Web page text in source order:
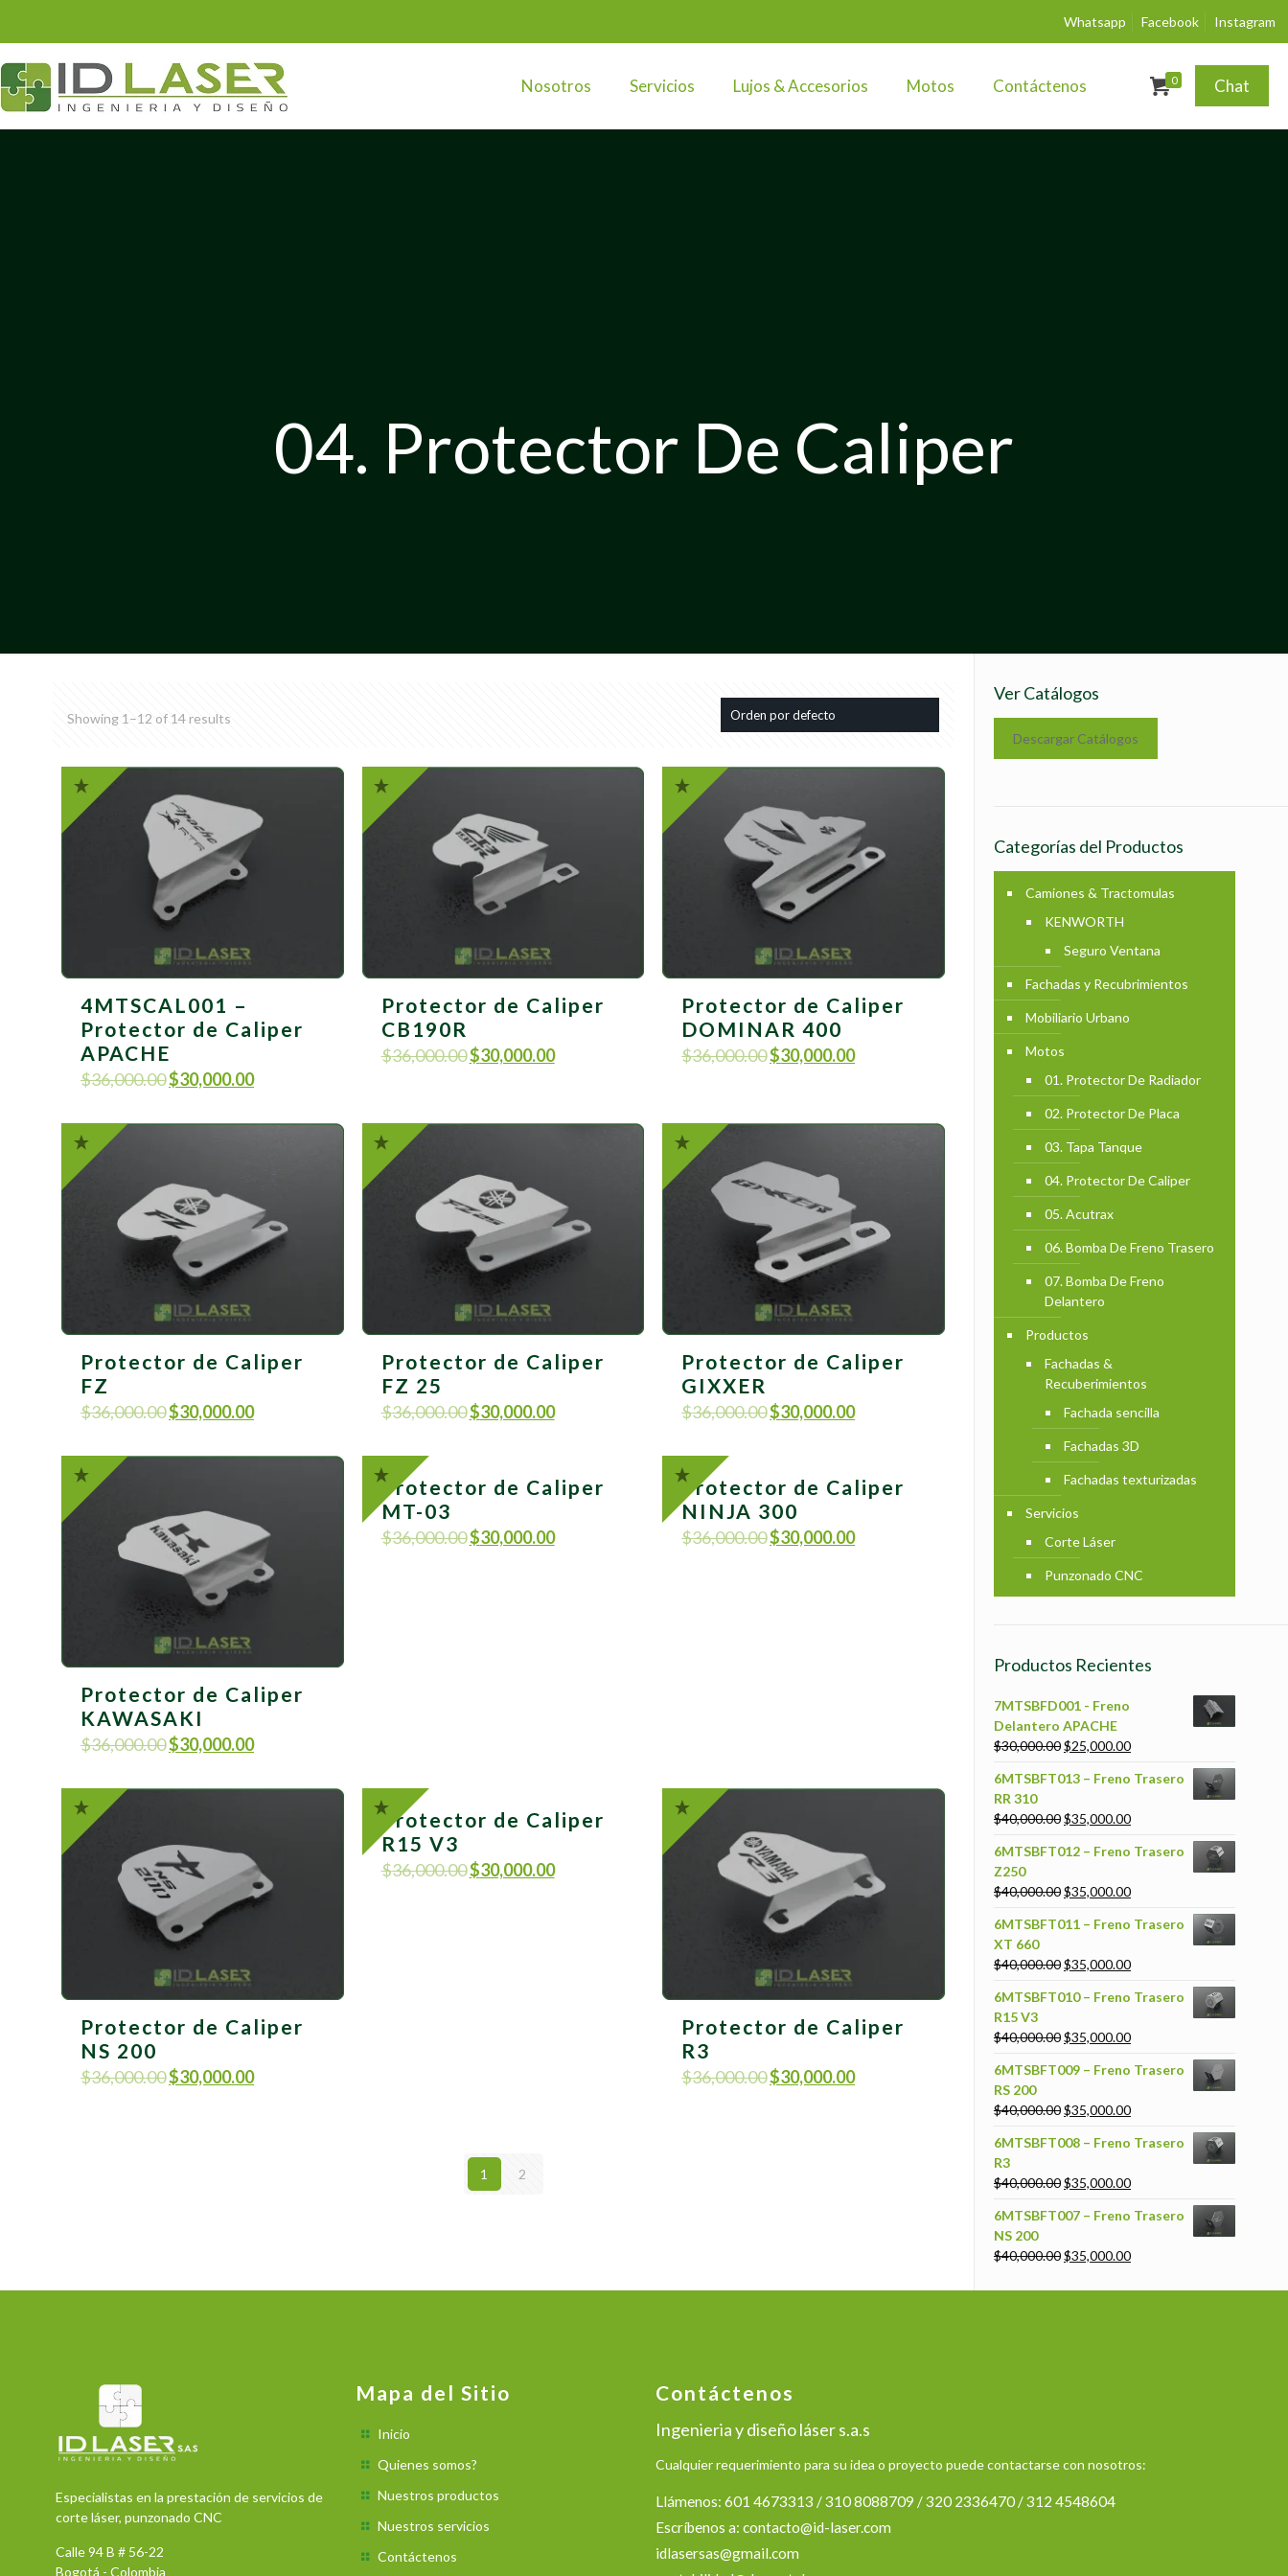
Whatsapp Facebook Instagram
Nosotros Servicios Lujos & Accesorios Motos Contáctenos 0 Chat
04. Protector De Caliper
Showing 1–12 of 14 results
4MTSCAL001 –
Protector de Caliper
APACHE
$36,000.00$30,000.00
Protector de Caliper
CB190R
$36,000.00$30,000.00
Protector de Caliper
DOMINAR 400
$36,000.00$30,000.00
Protector de Caliper
FZ
$36,000.00$30,000.00
Protector de Caliper
FZ 25
$36,000.00$30,000.00
Protector de Caliper
GIXXER
$36,000.00$30,000.00
Protector de Caliper
KAWASAKI
$36,000.00$30,000.00
Protector de Caliper
MT-03
$36,000.00$30,000.00
Protector de Caliper
NINJA 300
$36,000.00$30,000.00
Protector de Caliper
NS 200
$36,000.00$30,000.00
Protector de Caliper
R15 V3
$36,000.00$30,000.00
Protector de Caliper
R3
$36,000.00$30,000.00
1 2
Ver Catálogos
Descargar Catálogos
Categorías del Productos
Camiones & Tractomulas
KENWORTH
Seguro Ventana
Fachadas y Recubrimientos
Mobiliario Urbano
Motos
01. Protector De Radiador
02. Protector De Placa
03. Tapa Tanque
04. Protector De Caliper
05. Acutrax
06. Bomba De Freno Trasero
07. Bomba De Freno
Delantero
Productos
Fachadas &
Recuberimientos
Fachada sencilla
Fachadas 3D
Fachadas texturizadas
Servicios
Corte Láser
Punzonado CNC
Productos Recientes
7MTSBFD001 - Freno
Delantero APACHE
$30,000.00$25,000.00
6MTSBFT013 – Freno Trasero
RR 310
$40,000.00$35,000.00
6MTSBFT012 – Freno Trasero
Z250
$40,000.00$35,000.00
6MTSBFT011 – Freno Trasero
XT 660
$40,000.00$35,000.00
6MTSBFT010 – Freno Trasero
R15 V3
$40,000.00$35,000.00
6MTSBFT009 – Freno Trasero
RS 200
$40,000.00$35,000.00
6MTSBFT008 – Freno Trasero
R3
$40,000.00$35,000.00
6MTSBFT007 – Freno Trasero
NS 200
$40,000.00$35,000.00
Especialistas en la prestación de servicios de
corte láser, punzonado CNC
Calle 94 B # 56-22
Bogotá - Colombia
Mapa del Sitio
Inicio
Quienes somos?
Nuestros productos
Nuestros servicios
Contáctenos
Contáctenos
Ingenieria y diseño láser s.a.s
Cualquier requerimiento para su idea o proyecto puede contactarse con nosotros:
Llámenos: 601 4673313 / 310 8088709 / 320 2336470 / 312 4548604
Escríbenos a:contacto@id-laser.com
idlasersas@gmail.com